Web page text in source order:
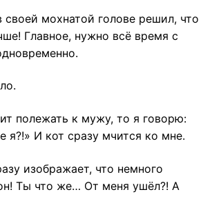
мохнатой голове решил, что
Главное, нужно всё время с
полежать к мужу, то я говорю:
я?!» И кот сразу мчится ко мне.
изображает, что немного
Ты что же… От меня ушёл?! А